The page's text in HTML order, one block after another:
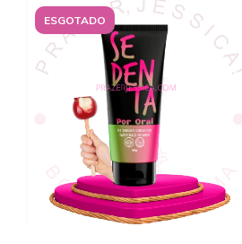
ESGOTADO